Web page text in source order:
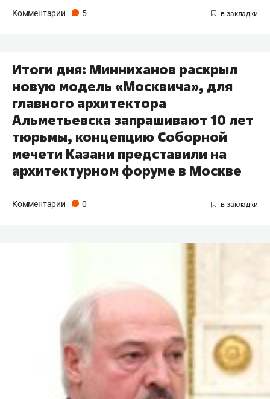
Комментарии 5
Итоги дня: Минниханов раскрыл
новую модель «Москвича», для
главного архитектора
Альметьевска запрашивают 10 лет
тюрьмы, концепцию Соборной
мечети Казани представили на
архитектурном форуме в Москве
Комментарии 0